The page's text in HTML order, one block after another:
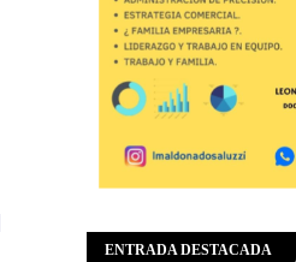
ENTRADA DESTACADA